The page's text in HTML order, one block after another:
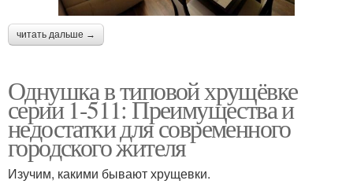
читать дальше →
Однушка в типовой хрущёвке
серии 1-511: Преимущества и
недостатки для современного
городского жителя
Изучим, какими бывают хрущевки.